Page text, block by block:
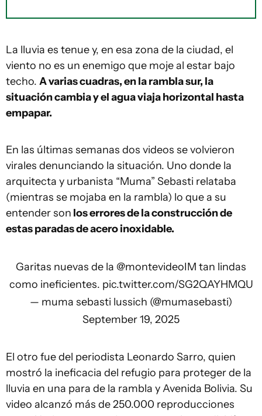
La lluvia es tenue y, en esa zona de la ciudad, el
viento no es un enemigo que moje al estar bajo
techo. A varias cuadras, en la rambla sur, la
situación cambia y el agua viaja horizontal hasta
empapar.
En las últimas semanas dos videos se volvieron
virales denunciando la situación. Uno donde la
arquitecta y urbanista “Muma” Sebasti relataba
(mientras se mojaba en la rambla) lo que a su
entender son los errores de la construcción de
estas paradas de acero inoxidable.
Garitas nuevas de la @montevideoIM tan lindas
como ineficientes. pic.twitter.com/SG2QAYHMQU
— muma sebasti lussich (@mumasebasti)
September 19, 2025
El otro fue del periodista Leonardo Sarro, quien
mostró la ineficacia del refugio para proteger de la
lluvia en una para de la rambla y Avenida Bolivia. Su
video alcanzó más de 250.000 reproducciones